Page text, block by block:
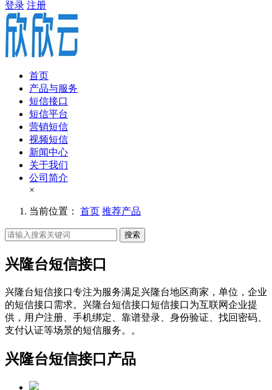
登录 注册
首页
产品与服务
短信接口
短信平台
营销短信
视频短信
新闻中心
关于我们
公司简介
×
当前位置： 首页 推荐产品
搜索
兴隆台短信接口
兴隆台短信接口专注为服务满足兴隆台地区商家，单位，企业
的短信接口需求。兴隆台短信接口短信接口为互联网企业提
供，用户注册、手机绑定、靠谱登录、身份验证、找回密码、
支付认证等场景的短信服务。。
兴隆台短信接口产品